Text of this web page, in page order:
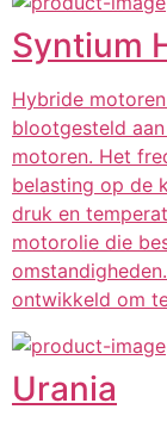
Syntium
Hybride
blootgesteld
motoren. Het
belasting op de
druk en
motorolie die
ontwikkeld om
Urania